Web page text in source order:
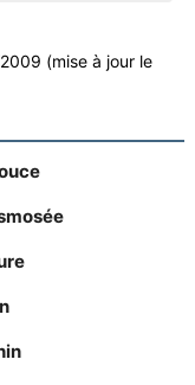
(mise à jour le